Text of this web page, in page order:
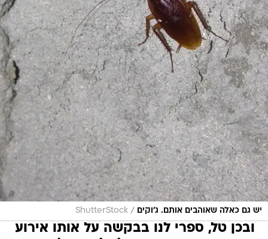
יש גם כאלה שאוהבים אותם. ג'וקים /
ShutterStock
ובכן טל, ספרי לנו בבקשה על אותו אירוע